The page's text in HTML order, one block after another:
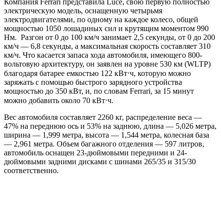
электрическую модель, оснащенную четырьмя
электродвигателями, по одному на каждое колесо, общей
мощностью 1050 лошадиных сил и крутящим моментом 990
Нм. Разгон от 0 до 100 км/ч занимает 2,5 секунды, от 0 до 200
км/ч — 6,8 секунды, а максимальная скорость составляет 310
км/ч. Что касается запаса хода автомобиля, имеющего 800-
вольтовую архитектуру, он заявлен на уровне 530 км (WLTP)
благодаря батарее емкостью 122 кВт⋅ч, которую можно
заряжать с помощью быстрого зарядного устройства
мощностью до 350 кВт, и, по словам Ferrari, за 15 минут
можно добавить около 70 кВт⋅ч.
Вес автомобиля составляет 2260 кг, распределение веса —
47% на переднюю ось и 53% на заднюю, длина — 5,026 метра,
ширина — 1,999 метра, высота — 1,544 метра, колесная база
— 2,961 метра. Объем багажного отделения — 597 литров,
автомобиль оснащен 23-дюймовыми передними и 24-
дюймовыми задними дисками с шинами 265/35 и 315/30
соответственно.